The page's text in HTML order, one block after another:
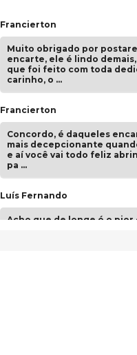
Francierton
Muito obrigado por
encarte, ele é lindo
que foi feito com toda
carinho, o …
Francierton
Concordo, é daqueles
mais decepcionante
e aí você vai todo feliz
pa …
Luís Fernando
Acho que de longe é o pior